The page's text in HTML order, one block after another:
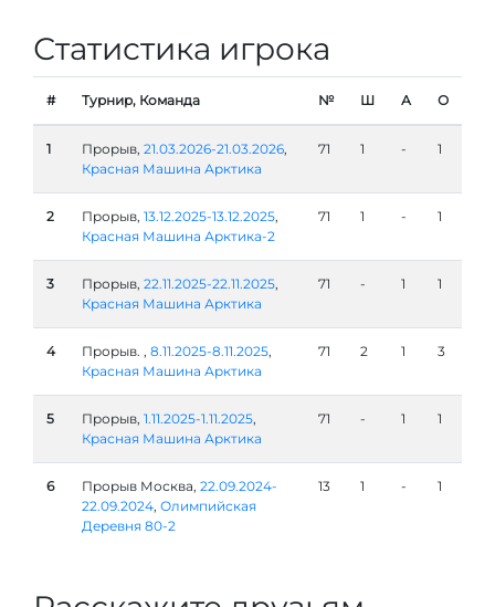
Статистика игрока
# Турнир, Команда № Ш А О
1 Прорыв, 21.03.2026-21.03.2026,
Красная Машина Арктика
71 1 - 1
2 Прорыв, 13.12.2025-13.12.2025,
Красная Машина Арктика-2
71 1 - 1
3 Прорыв, 22.11.2025-22.11.2025,
Красная Машина Арктика
71 - 1 1
4 Прорыв. , 8.11.2025-8.11.2025,
Красная Машина Арктика
71 2 1 3
5 Прорыв, 1.11.2025-1.11.2025,
Красная Машина Арктика
71 - 1 1
6 Прорыв Москва, 22.09.2024-
22.09.2024, Олимпийская
Деревня 80-2
13 1 - 1